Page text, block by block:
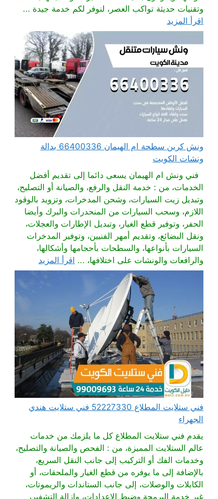
وتقنيات حديثة تواكب العصر، لنوفر لكم خدمة جيدة ...
اقرأ المزيد
ونش كرين سطحة ام الهيمان 66400336 بدالة
ونشات الكويت
فني ونش ام الهيمان يسعى دائما إلى تقديم أفضل
الخدمات، من : خدمة النقل والرفع، والصيانة أو التصليح،
وتبديل زيت السيارات، وشحن المدخرات، وتزويد بالوقود
اللازم، وسحب السيارات من المنحدرات والبرك وأيضا
الحفر، وتوفير قطع الغيار، وتبديل الإطارات والعجلات،
ونقل البضائع، وتقديم أمهر الفنيين، وتوفير المدخرات
السيارات بأنواعها، والسطحات بأحجامها وأشكالها،
والرافعات والونشات على اختلافها، ... اقرأ المزيد
فني ستلايت المطلاع 52227330 فني ستلايت هندي
الجهراء
يقدم فني ستلايت المطلاع كل ما يلزمك من خدمات
عالم الستلايت المميزة، من : الفحص والصيانة والتصليح،
وخدمات الفك أو التركيب إلى جانب النقل السريع،
بالإضافة إلى ما يوفره من قطع الغيار والملحقات، أو
الكابلات والوصلات، إلى جانب الستاندات والريموتات،
غير خدمة البرمجة وضبط الإعدادات، وإزالة التشفير،